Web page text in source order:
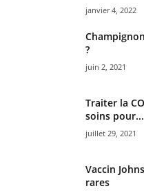
janvier 4, 2022
?
juin 2, 2021
Traiter la
soins pour...
juillet 29, 2021
Vaccin
rares